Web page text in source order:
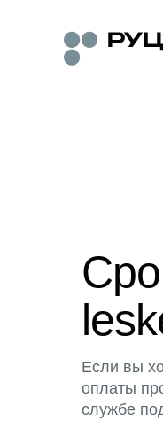
Если вы
оплаты
службе